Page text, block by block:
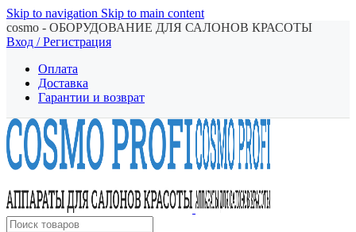
Skip to navigation Skip to main content
cosmo - ОБОРУДОВАНИЕ ДЛЯ САЛОНОВ КРАСОТЫ
Вход / Регистрация
Оплата
Доставка
Гарантии и возврат